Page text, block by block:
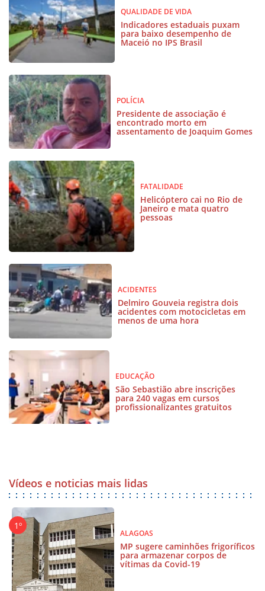
QUALIDADE DE VIDA
Indicadores estaduais puxam
para baixo desempenho de
Maceió no IPS Brasil
POLÍCIA
Presidente de associação é
encontrado morto em
assentamento de Joaquim Gomes
FATALIDADE
Helicóptero cai no Rio de
Janeiro e mata quatro
pessoas
ACIDENTES
Delmiro Gouveia registra dois
acidentes com motocicletas em
menos de uma hora
EDUCAÇÃO
São Sebastião abre inscrições
para 240 vagas em cursos
profissionalizantes gratuitos
Vídeos e noticias mais lidas
ALAGOAS
MP sugere caminhões frigoríficos
para armazenar corpos de
vítimas da Covid-19